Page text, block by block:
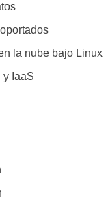
la nube bajo Linux
y IaaS